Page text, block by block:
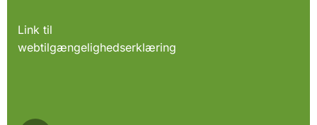
Link til
webtilgængelighedserklæring